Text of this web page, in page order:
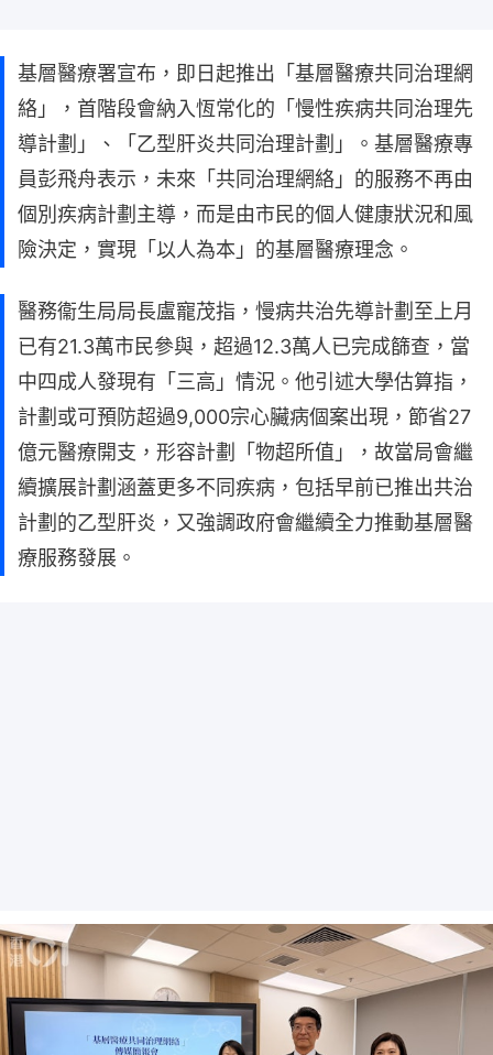
基層醫療署宣布，即日起推出「基層醫療共同治理網
絡」，首階段會納入恆常化的「慢性疾病共同治理先
導計劃」、「乙型肝炎共同治理計劃」。基層醫療專
員彭飛舟表示，未來「共同治理網絡」的服務不再由
個別疾病計劃主導，而是由市民的個人健康狀況和風
險決定，實現「以人為本」的基層醫療理念。
醫務衞生局局長盧寵茂指，慢病共治先導計劃至上月
已有21.3萬市民參與，超過12.3萬人已完成篩查，當
中四成人發現有「三高」情況。他引述大學估算指，
計劃或可預防超過9,000宗心臟病個案出現，節省27
億元醫療開支，形容計劃「物超所值」，故當局會繼
續擴展計劃涵蓋更多不同疾病，包括早前已推出共治
計劃的乙型肝炎，又強調政府會繼續全力推動基層醫
療服務發展。